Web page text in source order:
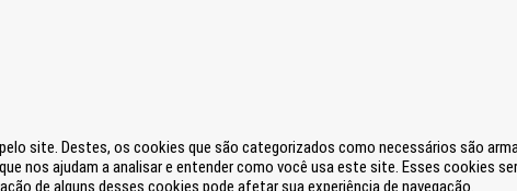
site. Destes, os cookies que são categorizados como necessários são
nos ajudam a analisar e entender como você usa este site. Esses cookies
de alguns desses cookies pode afetar sua experiência de navegação.